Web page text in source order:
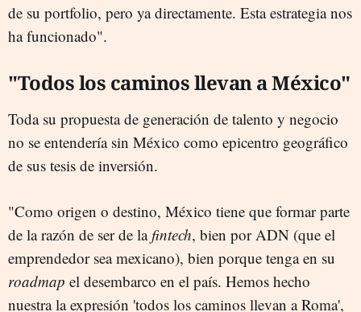
de su portfolio, pero ya directamente. Esta estrategia nos
ha funcionado".
"Todos los caminos llevan a México"
Toda su propuesta de generación de talento y negocio
no se entendería sin México como epicentro geográfico
de sus tesis de inversión.
"Como origen o destino, México tiene que formar parte
de la razón de ser de la fintech, bien por ADN (que el
emprendedor sea mexicano), bien porque tenga en su
roadmap el desembarco en el país. Hemos hecho
nuestra la expresión 'todos los caminos llevan a Roma',